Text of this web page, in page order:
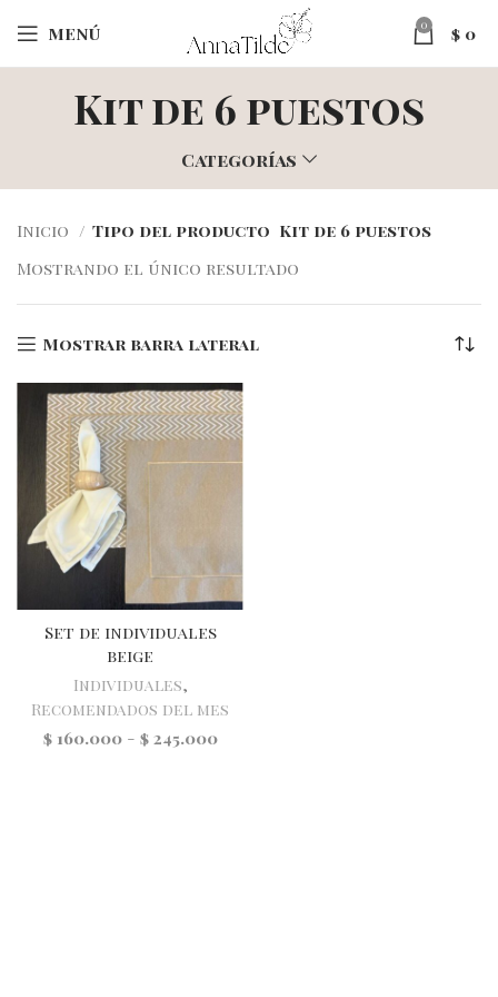
MENÚ 0 $ 0
Kit de 6 puestos
Categorías
Inicio Tipo del producto Kit de 6 puestos
Mostrando el único resultado
Mostrar barra lateral
Set de individuales
beige
Individuales,
Recomendados del mes
$160.000 - $245.000